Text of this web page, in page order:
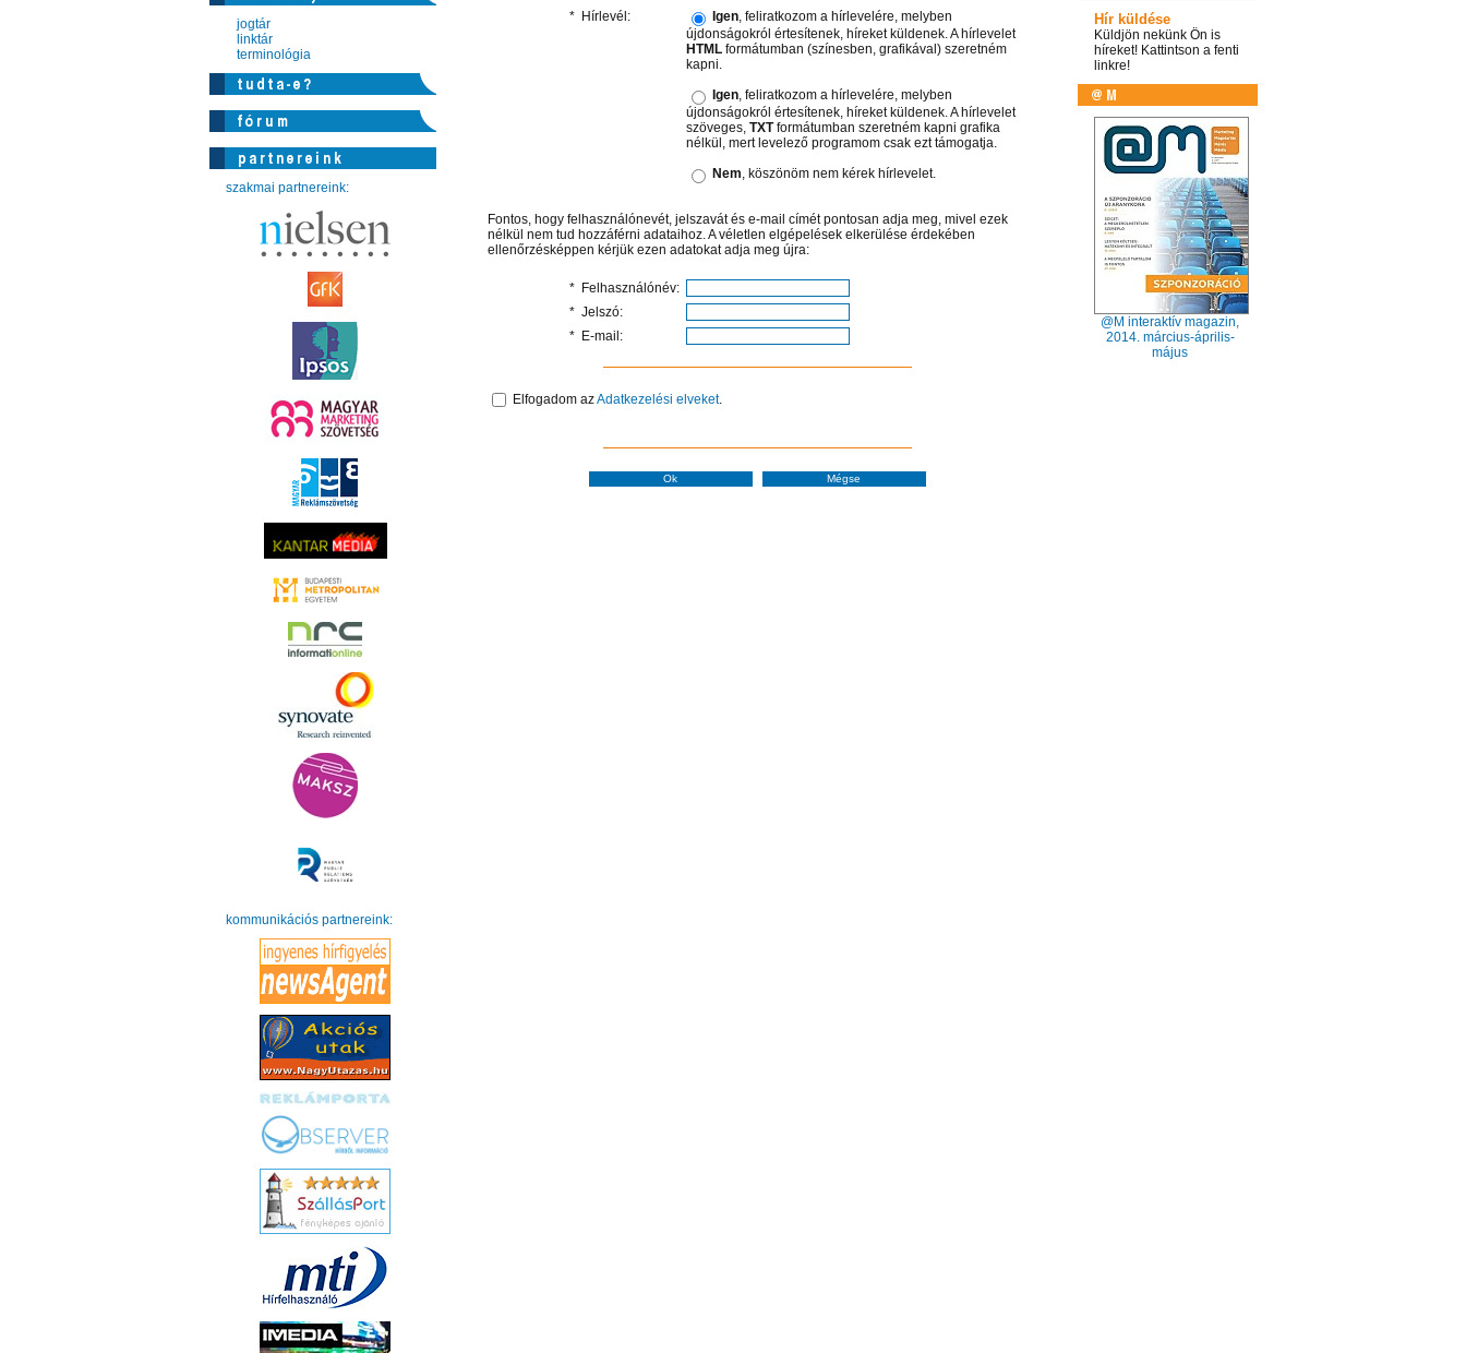
jogtár
linktár
terminológia
szakmai partnereink:
kommunikációs partnereink:
* Hírlevél: Igen, feliratkozom a hírlevelére, melyben
újdonságokról értesítenek, híreket küldenek. A hírlevelet
HTML formátumban (színesben, grafikával) szeretném
kapni.
Igen, feliratkozom a hírlevelére, melyben
újdonságokról értesítenek, híreket küldenek. A hírlevelet
szöveges, TXTformátumban szeretném kapni grafika
nélkül, mert levelező programom csak ezt támogatja.
Nem, köszönöm nem kérek hírlevelet.
Fontos, hogy felhasználónevét, jelszavát és e-mail címét pontosan adja meg, mivel ezek
nélkül nem tud hozzáférni adataihoz. A véletlen elgépelések elkerülése érdekében
ellenőrzésképpen kérjük ezen adatokat adja meg újra:
* Felhasználónév:
* Jelszó:
* E-mail:
Elfogadom azAdatkezelési elveket.
Hír küldése
Küldjön nekünk Ön is
híreket! Kattintson a fenti
linkre!
@M interaktív magazin,
2014. március-április-
május